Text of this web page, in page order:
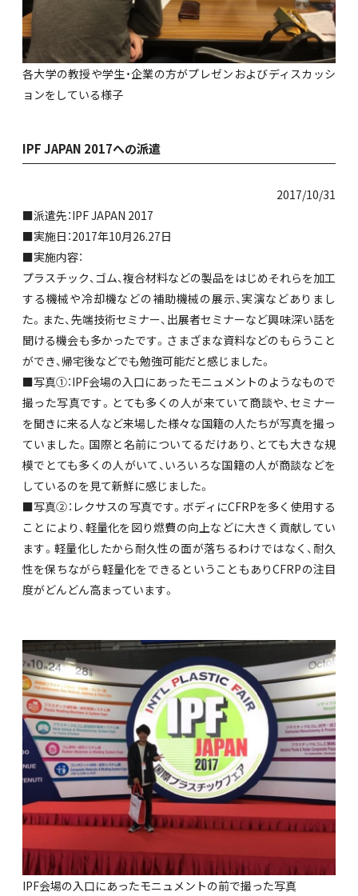
各大学の教授や学生・企業の方がプレゼンおよびディスカッシ
ョンをしている様子
IPF JAPAN 2017への派遣
2017/10/31
■派遣先：IPF JAPAN 2017
■実施日：2017年10月26.27日
■実施内容：
プラスチック、ゴム、複合材料などの製品をはじめそれらを加工
する機械や冷却機などの補助機械の展示、実演などありまし
た。また、先端技術セミナー、出展者セミナーなど興味深い話を
聞ける機会も多かったです。さまざまな資料などのもらうこと
ができ、帰宅後などでも勉強可能だと感じました。
■写真①：IPF会場の入口にあったモニュメントのようなもので
撮った写真です。とても多くの人が来ていて商談や、セミナー
を聞きに来る人など来場した様々な国籍の人たちが写真を撮っ
ていました。国際と名前についてるだけあり、とても大きな規
模でとても多くの人がいて、いろいろな国籍の人が商談などを
しているのを見て新鮮に感じました。
■写真②：レクサスの写真です。ボディにCFRPを多く使用する
ことにより、軽量化を図り燃費の向上などに大きく貢献してい
ます。軽量化したから耐久性の面が落ちるわけではなく、耐久
性を保ちながら軽量化をできるということもありCFRPの注目
度がどんどん高まっています。
IPF会場の入口にあったモニュメントの前で撮った写真